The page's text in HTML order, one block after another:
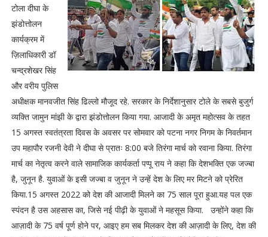
टोला दीघा के
झंडोत्तोलन
कार्यक्रम में
ज़िलाधिकारी डॉ
चन्द्रशेखर सिंह
और वरीय पुलिस
अधीक्षक मानवजीत सिंह ढिल्लो मौजूद रहे. सरकार के निर्देशानुसार टोले के सबसे बुजुर्ग
व्यक्ति जामुन मांझी के द्वारा झंडोत्तोलन किया गया. आजादी के अमृत महोत्सव के तहत
15 अगस्त स्वतंत्रता दिवस के अवसर पर सोमवार को पटना नगर निगम के निवर्तमान
उप महापौर रजनी देवी ने दीघा से प्रातः 8:00 बजे तिरंगा मार्च को रवाना किया. तिरंगा
मार्च का नेतृत्व करने वाले सामाजिक कार्यकर्ता पप्पू राय ने कहा कि देशभक्ति एक जज्बा
है, जुनून है. युवाओं के इसी जज्बा व जुनून ने उन्हें देश के लिए मर मिटने को प्रेरित
किया.15 अगस्त 2022 को देश की आजादी मिलने का 75 साल पूरा हुआ.यह पल एक
स्पंदन है उस अहसास का, जिसे नई पीढ़ी के युवाओं ने महसूस किया. उन्होंने कहा कि
आज़ादी के 75 वर्ष पूर्ण होने पर, आइए हम सब मिलकर देश की आज़ादी के लिए, देश की